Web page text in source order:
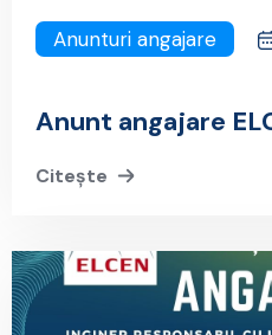
Anunturi angajare
Anunt angajare
Citește